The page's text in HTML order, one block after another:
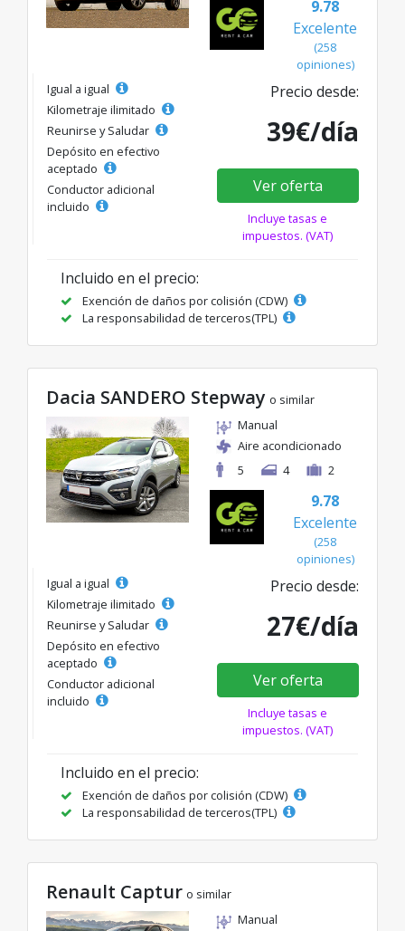
9.78
Excelente
(258
opiniones)
Igual a igual
Kilometraje ilimitado
Reunirse y Saludar
Depósito en efectivo
aceptado
Conductor adicional
incluido
Precio desde:
39€/día
Ver oferta
Incluye tasas e
impuestos. (VAT)
Incluido en el precio:
Exención de daños por colisión (CDW)
La responsabilidad de terceros(TPL)
Dacia SANDERO Stepway o similar
Manual
Aire acondicionado
5
4 2
9.78
Excelente
(258
opiniones)
Igual a igual
Kilometraje ilimitado
Reunirse y Saludar
Depósito en efectivo
aceptado
Conductor adicional
incluido
Precio desde:
27€/día
Ver oferta
Incluye tasas e
impuestos. (VAT)
Incluido en el precio:
Exención de daños por colisión (CDW)
La responsabilidad de terceros(TPL)
Renault Captur o similar
Manual